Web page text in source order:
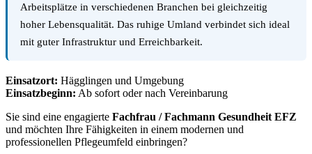
Arbeitsplätze in verschiedenen Branchen bei gleichzeitig
hoher Lebensqualität. Das ruhige Umland verbindet sich ideal
mit guter Infrastruktur und Erreichbarkeit.
Einsatzort: Hägglingen und Umgebung
Einsatzbeginn: Ab sofort oder nach Vereinbarung
Sie sind eine engagierte Fachfrau / Fachmann Gesundheit EFZ
und möchten Ihre Fähigkeiten in einem modernen und
professionellen Pflegeumfeld einbringen?